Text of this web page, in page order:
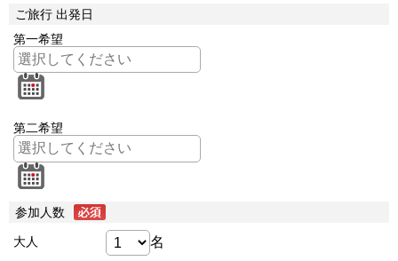
ご旅行 出発日
第一希望
第二希望
参加人数
大人 名